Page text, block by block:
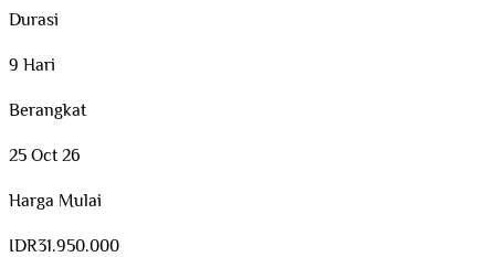
Durasi
9 Hari
Berangkat
25 Oct 26
Harga Mulai
IDR31.950.000